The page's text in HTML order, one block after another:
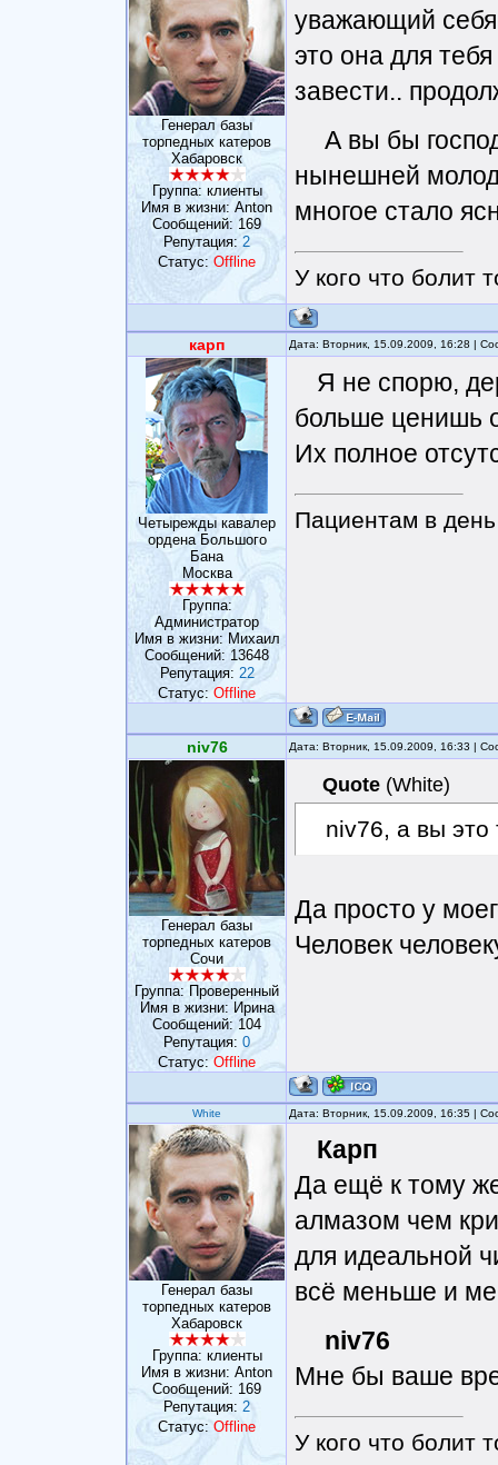
Генерал базы
торпедных катеров
Хабаровск
Группа: клиенты
Имя в жизни: Anton
Сообщений: 169
Репутация: 2
Статус: Offline
уважающий
это она для
завести..
А вы бы
нынешней
многое стало
У кого что болит
карп Дата: Вторник, 15.09.2009, 16:28 |
Четырежды кавалер
ордена Большого
Бана
Москва
Группа:
Администратор
Имя в жизни: Михаил
Сообщений: 13648
Репутация: 22
Статус:Offline
Я не спорю,
больше ценишь
Их полное
Пациентам в
niv76 Дата: Вторник, 15.09.2009, 16:33 |
Генерал базы
торпедных катеров
Сочи
Группа: Проверенный
Имя в жизни: Ирина
Сообщений: 104
Репутация: 0
Статус:Offline
Quote (White)
niv76, а вы это
Да просто у
Человек
White Дата: Вторник, 15.09.2009, 16:35 |
Генерал базы
торпедных катеров
Хабаровск
Группа: клиенты
Имя в жизни: Anton
Сообщений: 169
Репутация: 2
Статус: Offline
Карп
Да ещё к тому
алмазом чем
для идеальной
всё меньше и
niv76
Мне бы ваше
У кого что болит